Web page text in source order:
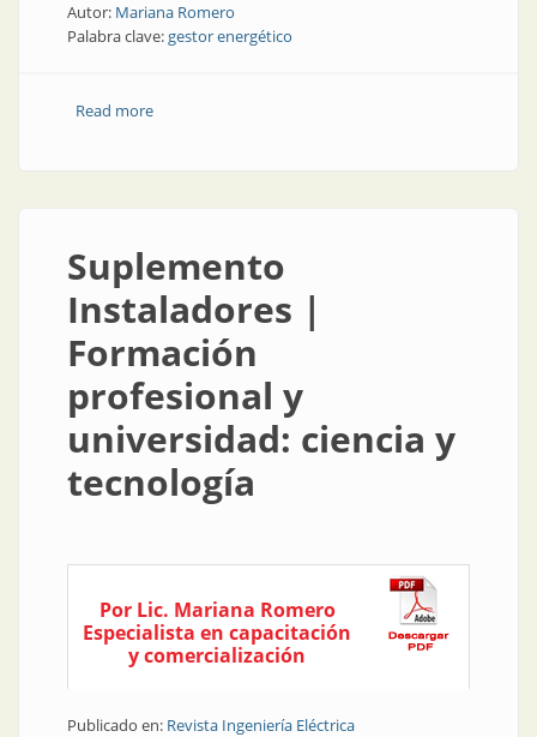
Autor: Mariana Romero
Palabra clave:gestor energético
Read moreabout Suplemento Instaladores | Gestor energético
Suplemento
Instaladores |
Formación
profesional y
universidad: ciencia y
tecnología
Por Lic. Mariana Romero
Especialista en capacitación
y comercialización
Publicado en: Revista Ingeniería Eléctrica